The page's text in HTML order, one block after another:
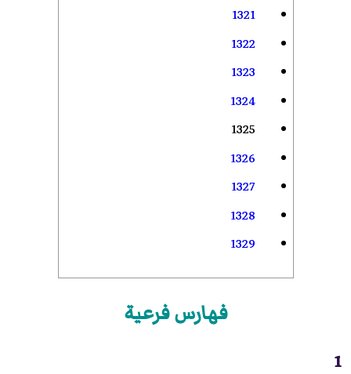
1321
1322
1323
1324
1325
1326
1327
1328
1329
فهارس فرعية
1